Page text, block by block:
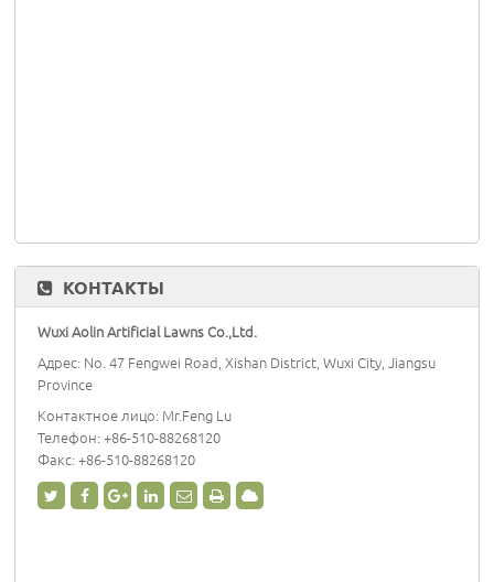
КОНТАКТЫ
Wuxi Aolin Artificial Lawns Co.,Ltd.
Адрес: No. 47 Fengwei Road, Xishan District, Wuxi City, Jiangsu
Province
Контактное лицо: Mr.Feng Lu
Телефон:+86-510-88268120
Факс: +86-510-88268120